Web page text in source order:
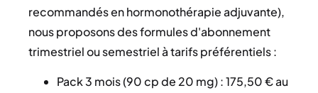
recommandés en hormonothérapie adjuvante),
nous proposons des formules d'abonnement
trimestriel ou semestriel à tarifs préférentiels :
Pack 3 mois (90 cp de 20 mg) : 175,50 € au